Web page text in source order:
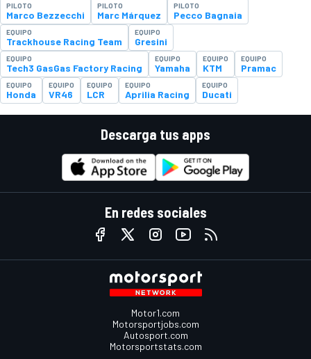
PILOTO
Marco Bezzecchi
PILOTO
Marc Márquez
PILOTO
Pecco Bagnaia
EQUIPO
Trackhouse Racing Team
EQUIPO
Gresini
EQUIPO
Tech3 GasGas Factory Racing
EQUIPO
Yamaha
EQUIPO
KTM
EQUIPO
Pramac
EQUIPO
Honda
EQUIPO
VR46
EQUIPO
LCR
EQUIPO
Aprilia Racing
EQUIPO
Ducati
Descarga tus apps
En redes sociales
Motor1.com
Motorsportjobs.com
Autosport.com
Motorsportstats.com